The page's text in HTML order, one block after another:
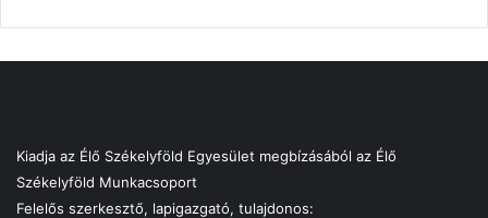
Kiadja az Élő Székelyföld Egyesület megbízásából az Élő
Székelyföld Munkacsoport
Felelős szerkesztő, lapigazgató, tulajdonos: